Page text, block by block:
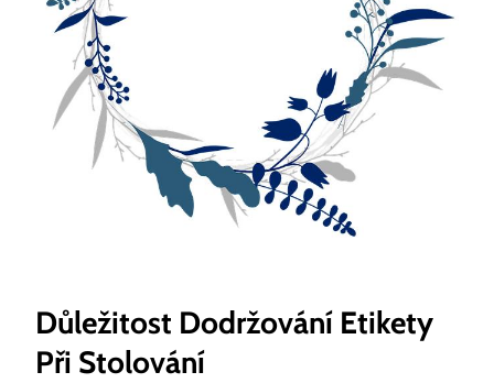
Důležitost Dodržování ⁣etikety
Při Stolování